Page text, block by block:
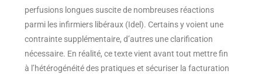
perfusions longues suscite de nombreuses réactions
parmi les infirmiers libéraux (Idel). Certains y voient une
contrainte supplémentaire, d’autres une clarification
nécessaire. En réalité, ce texte vient avant tout mettre fin
à l’hétérogénéité des pratiques et sécuriser la facturation